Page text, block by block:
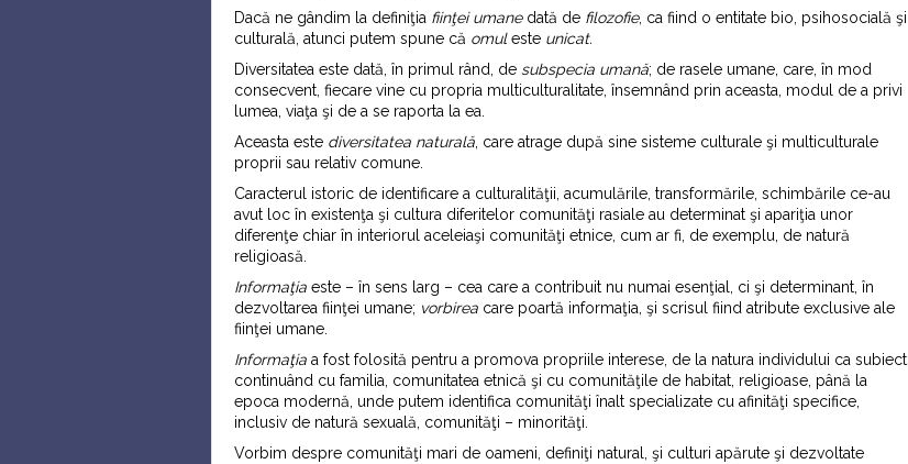
Dacă ne gândim la definiţia fiinţei umanedată de filozofie, ca fiind o entitate bio, psihosocială şi
culturală, atunci putem spune că omuleste unicat.
Diversitatea este dată, în primul rând, de subspecia umană; de rasele umane, care, în mod
consecvent, fiecare vine cu propria multiculturalitate, însemnând prin aceasta, modul de a privi
lumea, viaţa şi de a se raporta la ea.
Aceasta este diversitatea naturală , care atrage după sine sisteme culturale şi multiculturale
proprii sau relativ comune.
Caracterul istoric de identificare a culturalităţii, acumulările, transformările, schimbările ce-au
avut loc în existenţa şi cultura diferitelor comunităţi rasiale au determinat şi apariţia unor
diferenţe chiar în interiorul aceleiaşi comunităţi etnice, cum ar fi, de exemplu, de natură
religioasă.
Informaţia este – în sens larg – cea care a contribuit nu numai esenţial, ci şi determinant, în
dezvoltarea fiinţei umane; vorbirea care poartă informaţia, şi scrisul fiind atribute exclusive ale
fiinţei umane.
Informaţia a fost folosită pentru a promova propriile interese, de la natura individului ca subiect,
continuând cu familia, comunitatea etnică şi cu comunităţile de habitat, religioase, până la
epoca modernă, unde putem identifica comunităţi înalt specializate cu afinităţi specifice,
inclusiv de natură sexuală, comunităţi – minorităţi.
Vorbim despre comunităţi mari de oameni, definiţi natural, şi culturi apărute şi dezvoltate